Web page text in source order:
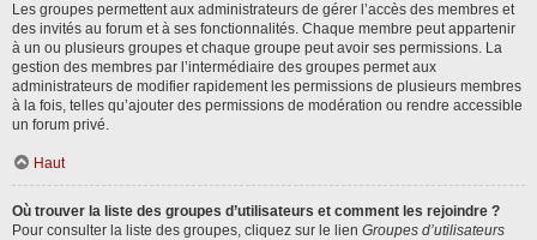
Les groupes permettent aux administrateurs de gérer l’accès des membres et
des invités au forum et à ses fonctionnalités. Chaque membre peut appartenir
à un ou plusieurs groupes et chaque groupe peut avoir ses permissions. La
gestion des membres par l’intermédiaire des groupes permet aux
administrateurs de modifier rapidement les permissions de plusieurs membres
à la fois, telles qu’ajouter des permissions de modération ou rendre accessible
un forum privé.
Haut
Où trouver la liste des groupes d’utilisateurs et comment les rejoindre ?
Pour consulter la liste des groupes, cliquez sur le lien Groupes d’utilisateurs